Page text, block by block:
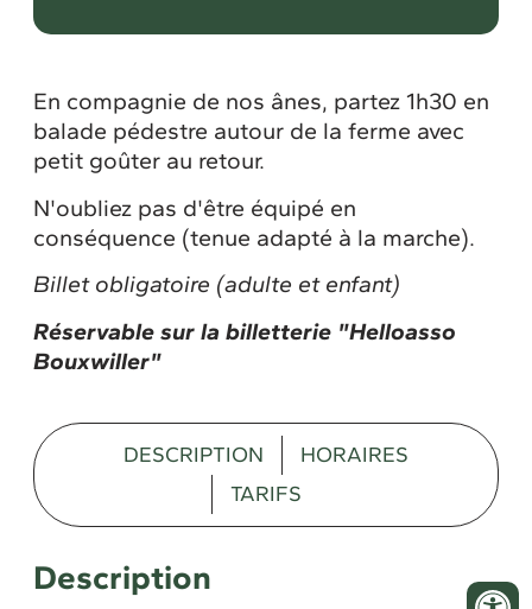
En compagnie de nos ânes, partez 1h30 en
balade pédestre autour de la ferme avec
petit goûter au retour.
N'oubliez pas d'être équipé en
conséquence (tenue adapté à la marche).
Billet obligatoire (adulte et enfant)
Réservable sur la billetterie "Helloasso
Bouxwiller"
DESCRIPTION
HORAIRES
TARIFS
Description